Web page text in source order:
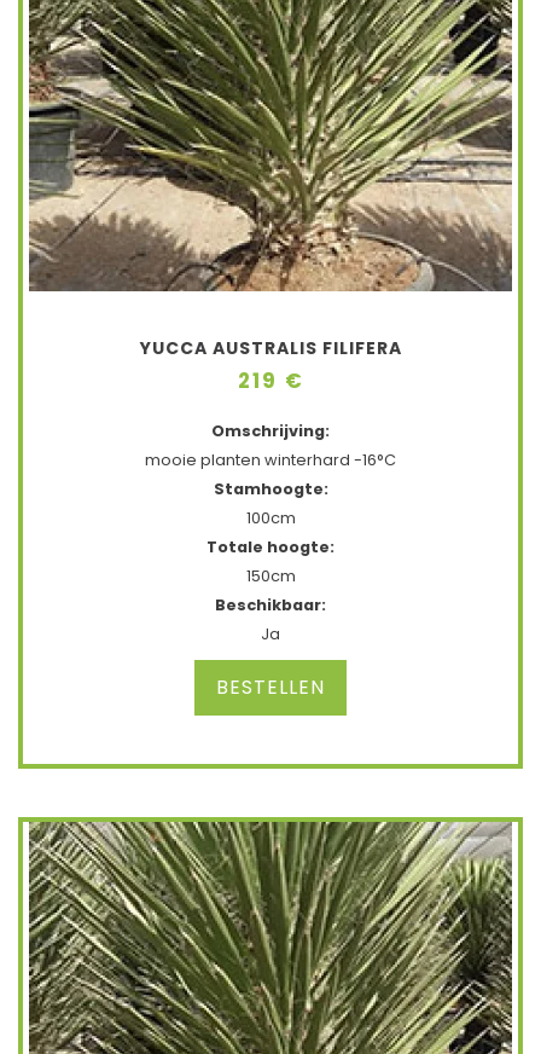
YUCCA AUSTRALIS FILIFERA
219 €
Omschrijving:
mooie planten winterhard -16°C
Stamhoogte:
100cm
Totale hoogte:
150cm
Beschikbaar:
Ja
BESTELLEN